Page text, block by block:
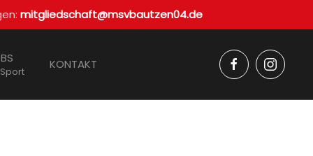
mitgliedschaft@msvbautzen04.de
KONTAKT